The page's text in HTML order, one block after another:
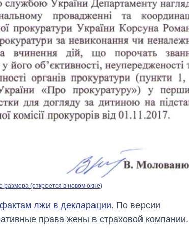
размера (откроется в новом окне)
лжи в декларации. По версии
права жены в страховой компании.